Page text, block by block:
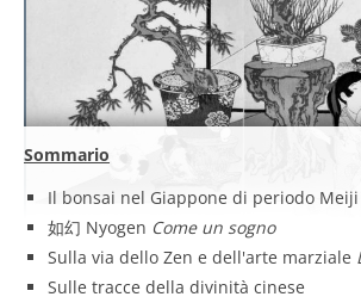
Sommario
Il bonsai nel Giappone di periodo Meiji
如幻 Nyogen Come un sogno
Sulla via dello Zen e dell'arte marziale
Sulle tracce della divinità cinese